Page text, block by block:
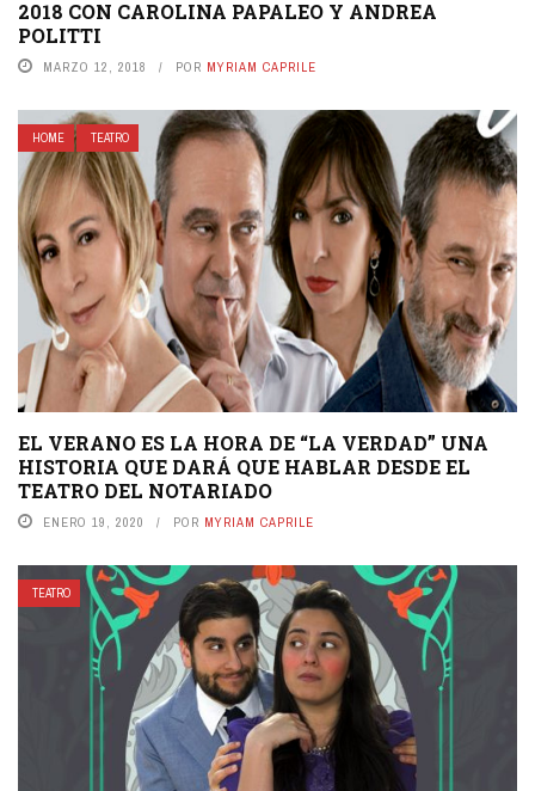
2018 CON CAROLINA PAPALEO ​Y ANDREA
POLITTI ​
MARZO 12, 2018 POR MYRIAM CAPRILE
HOME TEATRO
EL VERANO ES LA HORA DE “LA VERDAD” UNA
HISTORIA QUE DARÁ QUE HABLAR DESDE EL
TEATRO DEL NOTARIADO
ENERO 19, 2020 POR MYRIAM CAPRILE
TEATRO